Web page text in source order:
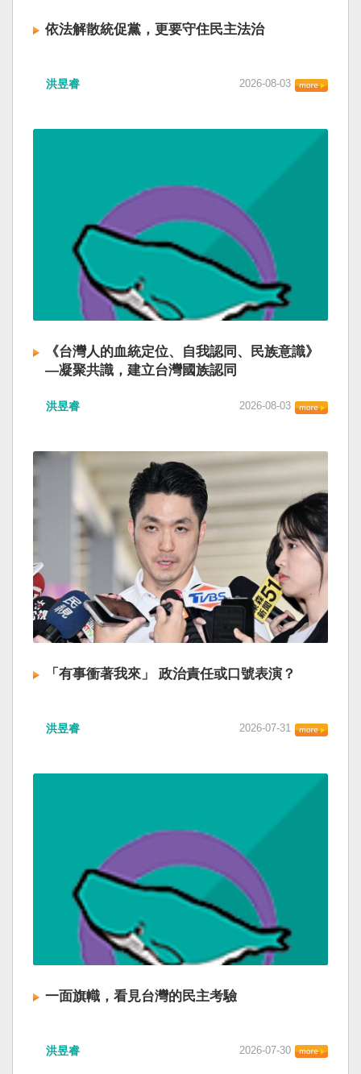
依法解散統促黨，更要守住民主法治
洪昱睿 2026-08-03
《台灣人的血統定位、自我認同、民族意識》
—凝聚共識，建立台灣國族認同
洪昱睿 2026-08-03
「有事衝著我來」 政治責任或口號表演？
洪昱睿 2026-07-31
一面旗幟，看見台灣的民主考驗
洪昱睿 2026-07-30